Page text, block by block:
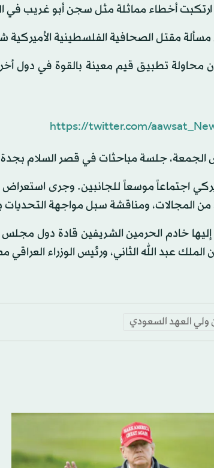
أخطاء مماثلة مثل سجن أبو غريب في
مسألة مقتل الصحافية الفلسطينية
محاولة تطبيق قيم معينة بالقوة في دول
https://twitter.com/
الجمعة، جلسة مباحثات في قصر السلام
اجتماعاً موسعاً للجانبين. وجرى استعراض
المجالات، ومناقشة سبل مواجهة التحديات
خادم الحرمين الشريفين قادة دول مجلس
الملك عبد الله الثاني، ورئيس الوزراء
العهد السعودي